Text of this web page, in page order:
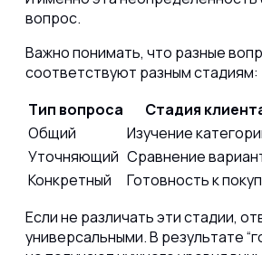
вопрос.
Важно понимать, что разные
соответствуют разным стадиям:
Тип вопроса
Стадия
Общий
Изучение
Уточняющий Сравнение
Конкретный
Готовность к
Если не различать эти стадии,
универсальными. В результате